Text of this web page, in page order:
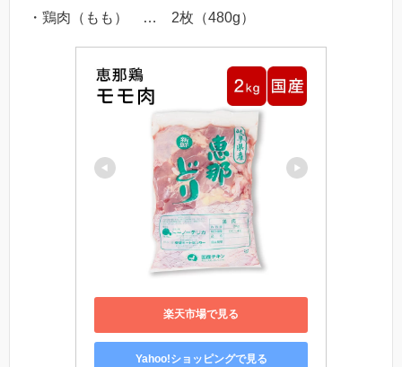
・鶏肉（もも） … 2枚（480g）
楽天市場で見る
Yahoo!ショッピングで見る